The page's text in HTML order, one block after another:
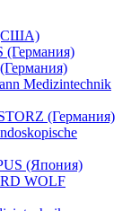
(США)
(Германия)
Medizintechnik
(Германия)
(Япония)
WOLF